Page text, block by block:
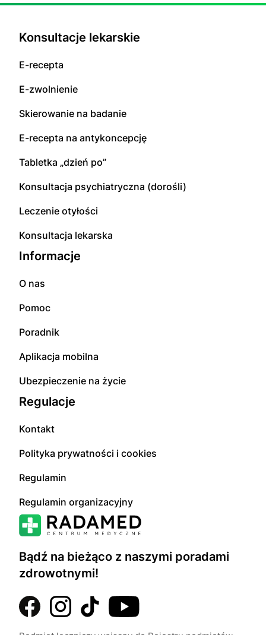
Bądź na bieżąco z naszymi poradami
zdrowotnymi!
Konsultacje lekarskie
E-recepta
E-zwolnienie
Skierowanie na badanie
E-recepta na antykoncepcję
Tabletka „dzień po”
Konsultacja psychiatryczna (dorośli)
Leczenie otyłości
Konsultacja lekarska
Informacje
O nas
Pomoc
Poradnik
Aplikacja mobilna
Ubezpieczenie na życie
Regulacje
Kontakt
Polityka prywatności i cookies
Regulamin
Regulamin organizacyjny